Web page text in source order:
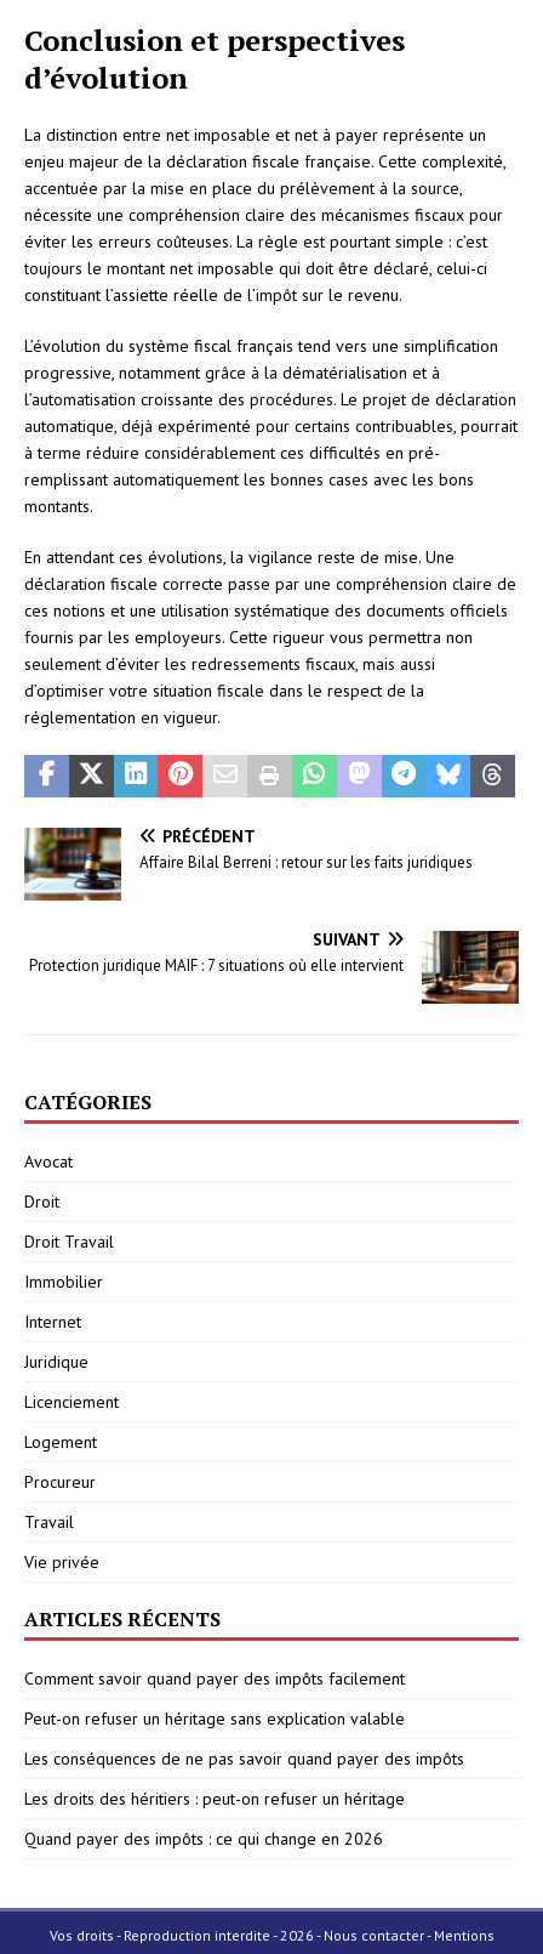
Conclusion et perspectives
d’évolution
La distinction entre net imposable et net à payer représente un
enjeu majeur de la déclaration fiscale française. Cette complexité,
accentuée par la mise en place du prélèvement à la source,
nécessite une compréhension claire des mécanismes fiscaux pour
éviter les erreurs coûteuses. La règle est pourtant simple : c’est
toujours le montant net imposable qui doit être déclaré, celui-ci
constituant l’assiette réelle de l’impôt sur le revenu.
L’évolution du système fiscal français tend vers une simplification
progressive, notamment grâce à la dématérialisation et à
l’automatisation croissante des procédures. Le projet de déclaration
automatique, déjà expérimenté pour certains contribuables, pourrait
à terme réduire considérablement ces difficultés en pré-
remplissant automatiquement les bonnes cases avec les bons
montants.
En attendant ces évolutions, la vigilance reste de mise. Une
déclaration fiscale correcte passe par une compréhension claire de
ces notions et une utilisation systématique des documents officiels
fournis par les employeurs. Cette rigueur vous permettra non
seulement d’éviter les redressements fiscaux, mais aussi
d’optimiser votre situation fiscale dans le respect de la
réglementation en vigueur.
PRÉCÉDENT
Affaire Bilal Berreni : retour sur les faits juridiques
SUIVANT
Protection juridique MAIF : 7 situations où elle intervient
CATÉGORIES
Avocat
Droit
Droit Travail
Immobilier
Internet
Juridique
Licenciement
Logement
Procureur
Travail
Vie privée
ARTICLES RÉCENTS
Comment savoir quand payer des impôts facilement
Peut-on refuser un héritage sans explication valable
Les conséquences de ne pas savoir quand payer des impôts
Les droits des héritiers : peut-on refuser un héritage
Quand payer des impôts : ce qui change en 2026
Vos droits - Reproduction interdite - 2026 - Nous contacter - Mentions